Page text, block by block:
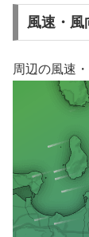
風速・風
周辺の風速